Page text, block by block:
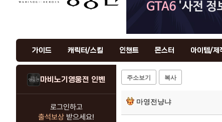
가이드 캐릭터/스킬 인챈트 몬스터 아이템/제
마비노기영웅전 인벤
로그인하고
출석보상 받으세요!
주소보기 복사
마영전냥냐